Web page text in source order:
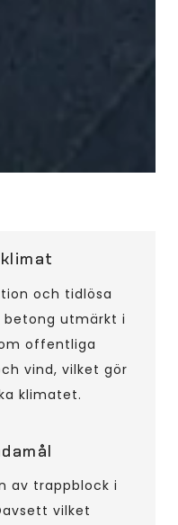
och tidlösa
betong utmärkt i
offentliga
vind, vilket gör
klimatet.
av trappblock i
vilket